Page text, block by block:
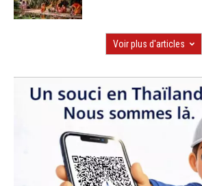
Voir plus d'articles